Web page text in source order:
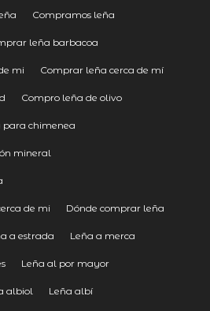
Compramos leña
leña barbacoa
mi Comprar leña cerca de mí
Compro leña de olivo
para chimenea
mineral
de mi Dónde comprar leña
a estrada Leña a merca
Leña al por mayor
albiol Leña albí